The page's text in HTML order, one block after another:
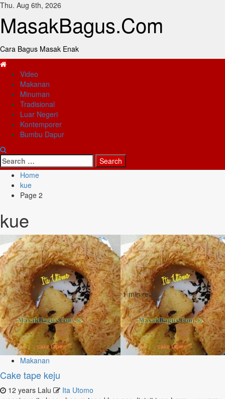
Skip
content
Thu. Aug 6th, 2026
MasakBagus.Com
Cara Bagus Masak Enak
Primary
Menu
Video
Makanan
Minuman
Tradisional
Luar Negeri
Kontemporer
Bumbu Dapur
Search
for:
Home
kue
Page 2
kue
1 min read
Makanan
Cake tape keju
12 years Lalu
Ita Utomo